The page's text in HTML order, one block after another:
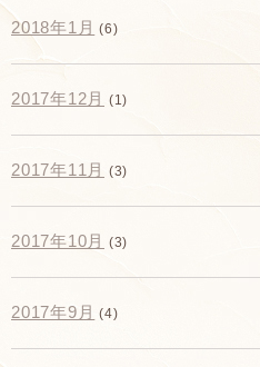
2018年1月 (6)
2017年12月 (1)
2017年11月 (3)
2017年10月 (3)
2017年9月 (4)